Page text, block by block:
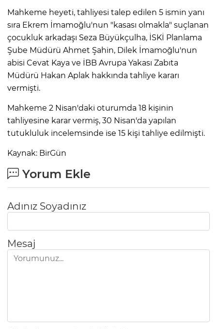
Mahkeme heyeti, tahliyesi talep edilen 5 ismin yanı
sıra Ekrem İmamoğlu'nun "kasası olmakla" suçlanan
çocukluk arkadaşı Seza Büyükçulha, İSKİ Planlama
Şube Müdürü Ahmet Şahin, Dilek İmamoğlu'nun
abisi Cevat Kaya ve İBB Avrupa Yakası Zabıta
Müdürü Hakan Aplak hakkında tahliye kararı
vermişti.
Mahkeme 2 Nisan'daki oturumda 18 kişinin
tahliyesine karar vermiş, 30 Nisan'da yapılan
tutukluluk incelemsinde ise 15 kişi tahliye edilmişti.
Kaynak: BirGün
Yorum Ekle
Adınız Soyadınız
Mesaj